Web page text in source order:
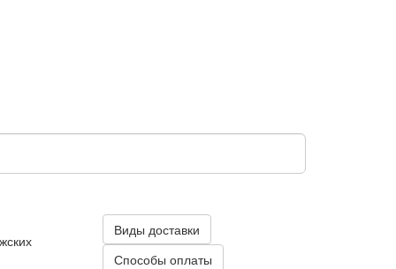
Виды доставки
Способы оплаты